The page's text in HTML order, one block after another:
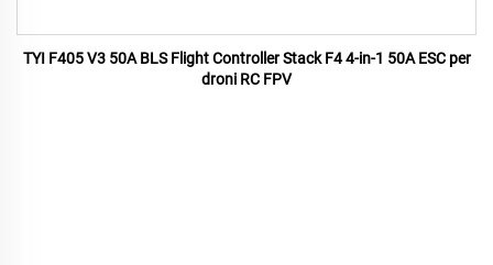
TYI F405 V3 50A BLS Flight Controller Stack F4 4-in-1 50A ESC per
droni RC FPV